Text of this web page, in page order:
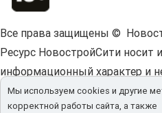
Все права защищены ©
Ресурс НовостройСити носит
информационный характер и
офертой.Пользовательское
Мы используем cookies и
Мы используем cookies и другие
корректной работы сайта, а также